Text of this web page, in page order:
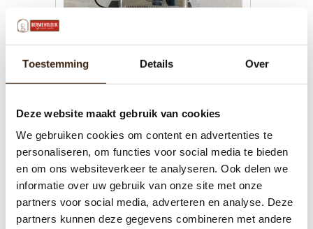
Toestemming Details Over
Deze website maakt gebruik van cookies
We gebruiken cookies om content en advertenties te
personaliseren, om functies voor social media te bieden
en om ons websiteverkeer te analyseren. Ook delen we
informatie over uw gebruik van onze site met onze
partners voor social media, adverteren en analyse. Deze
partners kunnen deze gegevens combineren met andere
Cimbali S20
€0,00